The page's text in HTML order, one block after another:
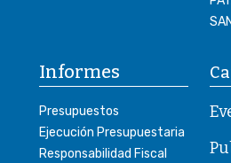
Informes
Presupuestos
Ejecución Presupuestaria
Responsabilidad Fiscal